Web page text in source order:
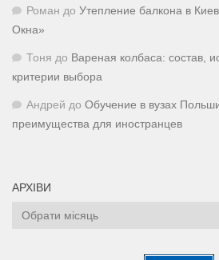
Роман до Утепление балкона в
Окна»
Тоня до Вареная колбаса: состав,
критерии выбора
Андрей до Обучение в вузах
преимущества для иностранцев
АРХІВИ
Архіви